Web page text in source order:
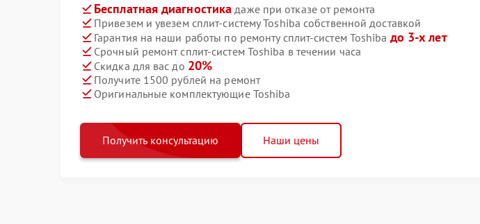
Бесплатная диагностика даже при отказе от ремонта
Привезем и увезем сплит-систему Toshiba собственной доставкой
Гарантия на наши работы по ремонту сплит-систем Toshiba до 3-х лет
Срочный ремонт сплит-систем Toshiba в течении часа
Скидка для вас до 20%
Получите 1500 рублей на ремонт
Оригинальные комплектующие Toshiba
Получить консультацию Наши цены